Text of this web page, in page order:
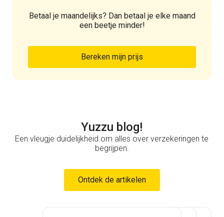
Betaal je maandelijks? Dan betaal je elke maand
een beetje minder!
Bereken mijn prijs
Yuzzu blog!
Een vleugje duidelijkheid om alles over verzekeringen te
begrijpen.
Ontdek de artikelen